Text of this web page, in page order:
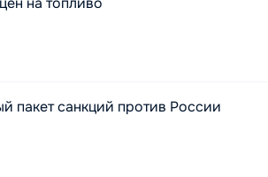
пакет санкций против России